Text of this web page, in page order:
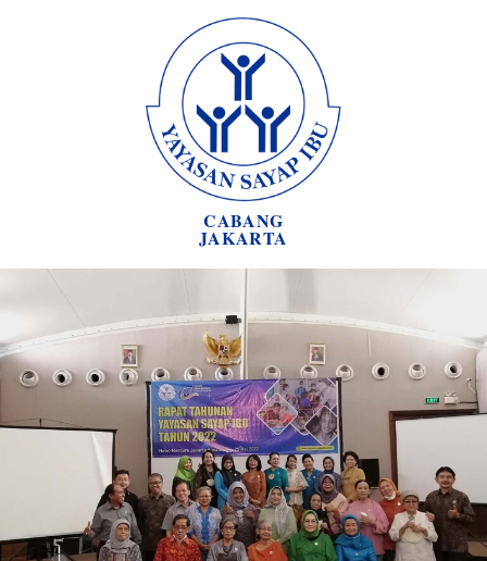
CABANG
JAKARTA